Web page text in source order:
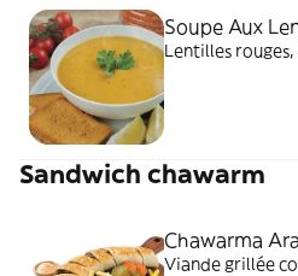
Soupe Aux
Lentilles
Sandwich chawarm
Chawarma
Viande grillée